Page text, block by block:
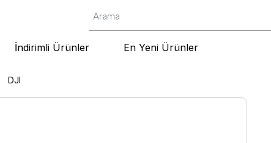
İndirimli Ürünler En Yeni Ürünler
DJI